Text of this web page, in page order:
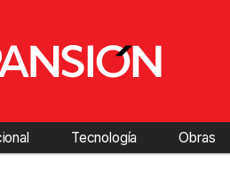
Tecnología Obras